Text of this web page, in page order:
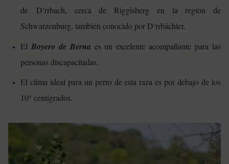
de D’rrbach, cerca de Riggisberg en la región de
Schwarzenburg, también conocido por D’rrbächler.
El Boyero de Berna es un excelente acompañante para las
personas discapacitadas.
El clima ideal para un perro de esta raza es por debajo de los
10° centígrados.